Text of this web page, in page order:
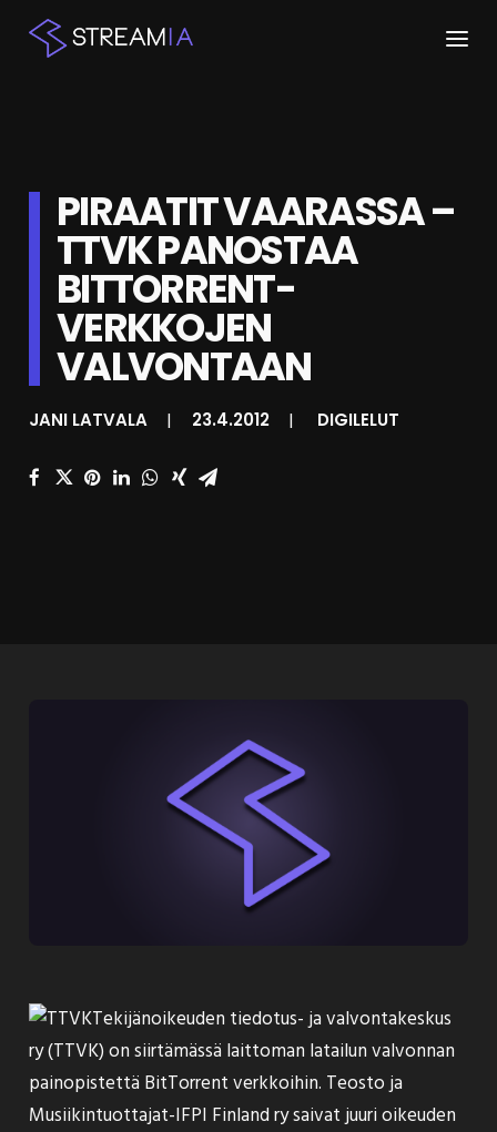
STREAMIT
KESKUSTELU
SHOP
PIRAATIT VAARASSA –
TTVK PANOSTAA
BITTORRENT-
VERKKOJEN
VALVONTAAN
JANI LATVALA | 23.4.2012 | DIGILELUT
Tekijänoikeuden tiedotus- ja valvontakeskus
ry (TTVK) onsiirtämässä laittoman latailun valvonnan
painopistettä BitTorrent verkkoihin. Teosto ja
Musiikintuottajat-IFPI Finland rysaivatjuuri oikeuden